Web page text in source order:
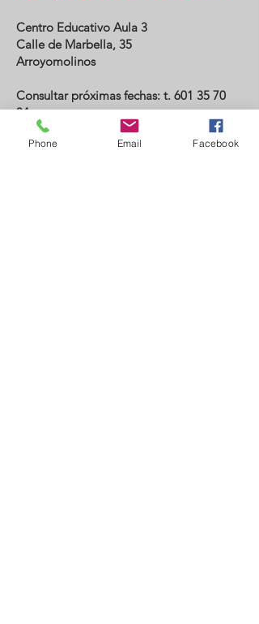
Centro Educativo Aula 3
Calle de Marbella, 35
Arroyomolinos
Consultar próximas fechas: t. 601 35 70
34
Phone Email Facebook